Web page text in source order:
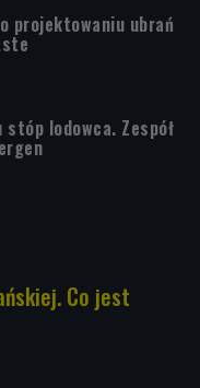
projektowaniu ubrań
stóp lodowca. Zespół
Co jest